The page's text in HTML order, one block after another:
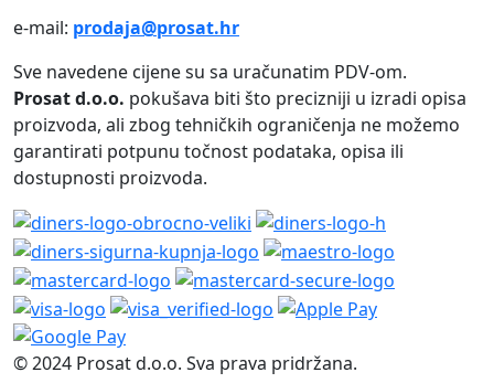
e-mail: prodaja@prosat.hr
Sve navedene cijene su sa uračunatim PDV-om.
Prosat d.o.o. pokušava biti što precizniji u izradi opisa
proizvoda, ali zbog tehničkih ograničenja ne možemo
garantirati potpunu točnost podataka, opisa ili
dostupnosti proizvoda.
© 2024 Prosat d.o.o. Sva prava pridržana.